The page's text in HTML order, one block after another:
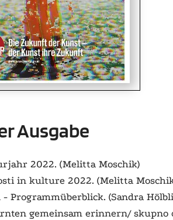
Ausgabe
2022. (Melitta Moschik)
in kulture 2022. (Melitta
(Sandra
gemeinsam erinnern/skupno